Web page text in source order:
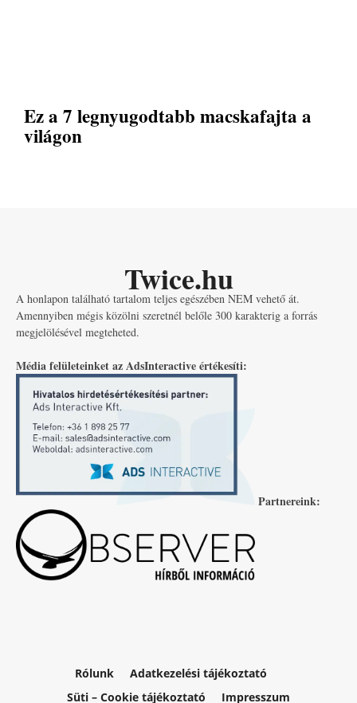
Ez a 7 legnyugodtabb macskafajta a
világon
Twice.hu
A honlapon található tartalom teljes egészében NEM vehető át.
Amennyiben mégis közölni szeretnél belőle 300 karakterig a forrás
megjelölésével megteheted.
Média felületeinket az AdsInteractive értékesíti:
Partnereink:
Rólunk
Adatkezelési tájékoztató
Süti – Cookie tájékoztató
Impresszum